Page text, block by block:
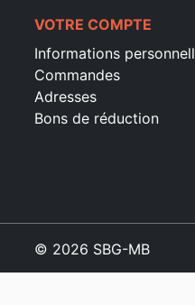
VOTRE COMPTE
Informations
Commandes
Adresses
Bons de réduction
© 2026 SBG-MB